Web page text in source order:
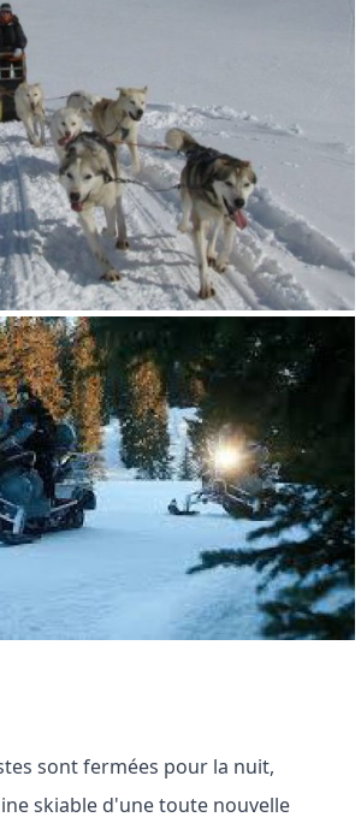
sont fermées pour la nuit,
skiable d'une toute nouvelle